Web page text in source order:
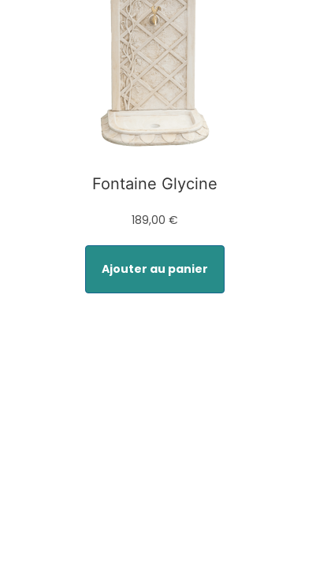
Fontaine Glycine
189,00 €
Ajouter au panier